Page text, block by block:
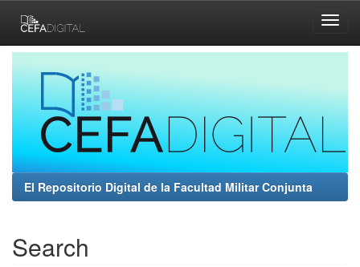
navigation
El Repositorio Digital de la Facultad Militar Conjunta
Search